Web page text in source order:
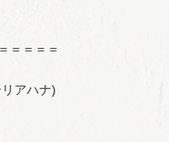
＝＝＝＝
アハナ)